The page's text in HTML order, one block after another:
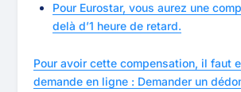
Pour Eurostar, vous aurez une
delà d’1 heure de retard.
Pour avoir cette compensation, il faut
demande en ligne : Demander un